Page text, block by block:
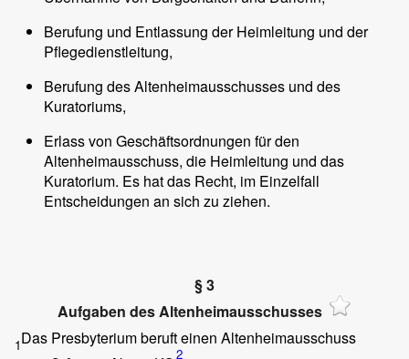
Berufung und Entlassung der Heimleitung und der
Pflegedienstleitung,
Berufung des Altenheimausschusses und des
Kuratoriums,
Erlass von Geschäftsordnungen für den
Altenheimausschuss, die Heimleitung und das
Kuratorium. Es hat das Recht, im Einzelfall
Entscheidungen an sich zu ziehen.
§ 3
Aufgaben des Altenheimausschusses
1Das Presbyterium beruft einen Altenheimausschuss
2